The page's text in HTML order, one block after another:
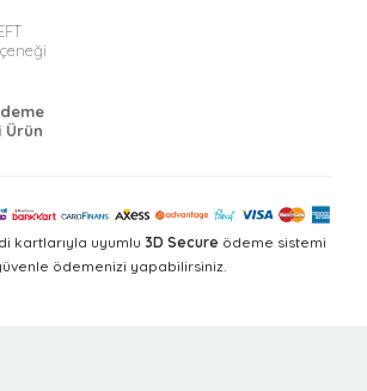
Ürün
kartlarıyla uyumlu 3D Secure ödeme sistemi
ödemenizi yapabilirsiniz.